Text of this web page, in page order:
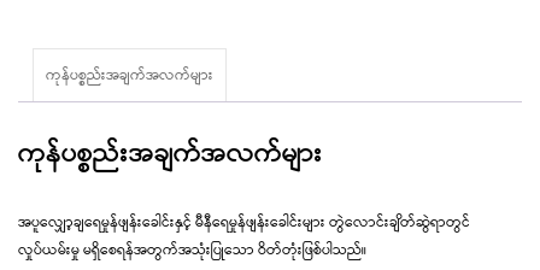
ကုန်ပစ္စည်းအချက်အလက်များ
ကုန်ပစ္စည်းအချက်အလက်များ
အပူလျှော့ချရေမှုန်ဖျန်းခေါင်းနှင့် မီနီရေမှုန်ဖျန်းခေါင်းများ တွဲလောင်းချိတ်ဆွဲရာတွင်
လှုပ်ယမ်းမှု မရှိစေရန်အတွက်အသုံးပြုသော ဝိတ်တုံးဖြစ်ပါသည်။